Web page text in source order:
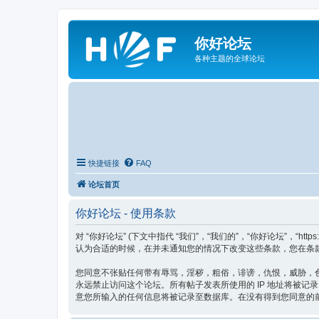
你好论坛
各种主题的全球论坛
快捷链接 FAQ
论坛首页
你好论坛 - 使用条款
对 “你好论坛” (下文中指代 “我们”，“我们的”，“你好论坛”，
认为合适的时候，在并未通知您的情况下改变这些条款，您在
您同意不张贴任何带有辱骂，淫秽，粗俗，诽谤，仇恨，威胁
永远禁止访问这个论坛。所有帖子发表所使用的 IP 地址将被记
意您所输入的任何信息将被记录至数据库。在没有得到您同意